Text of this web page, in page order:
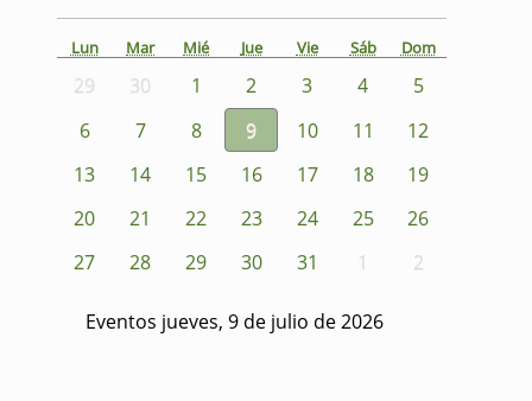
Lun Mar Mié Jue Vie Sáb Dom
29 30 1 2 3 4
5
6
7 8 9 10 11
12
13
14 15 16 17 18
19
20
21 22 23 24 25
26
27
28 29 30 31 1 2
Eventos jueves, 9 de julio de 2026